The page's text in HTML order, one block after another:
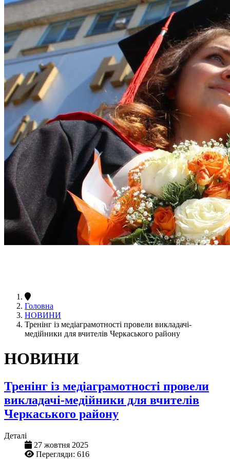
Головна
НОВИНИ
Тренінг із медіаграмотності провели викладачі-
медійники для вчителів Черкаського району
НОВИНИ
Тренінг із медіаграмотності провели
викладачі-медійники для вчителів
Черкаського району
Деталі
27 жовтня 2025
Перегляди: 616